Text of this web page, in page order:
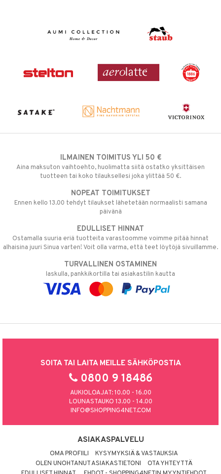
ILMAINEN TOIMITUS YLI 50 €
Aina maksuton vaihtoehto, huolimatta siitä ostatko yksittäisen
tuotteen tai koko tilauksellesi joka ylittää 50 €.
NOPEAT TOIMITUKSET
Ennen kello 13.00 tehdyt tilaukset lähetetään normaalisti samana
päivänä
EDULLISET HINNAT
Ostamalla suuria eriä tuotteita varastoomme voimme pitää hinnat
alhaisina juuri Sinua varten! Voit olla varma, että teet löytöjä sivuillamme.
TURVALLINEN OSTAMINEN
laskulla, pankkikortilla tai asiakastilin kautta
SOITA TAI LAITA MEILLE SÄHKÖPOSTIA
0800 9 18486
AUKIOLOAJAT: 10.00 - 16.00
LOUNASTAUKO 13.00 - 14.00
INFO@SHOPPING4NET.COM
ASIAKASPALVELU
OMA PROFIILI
KYSYMYKSIÄ & VASTAUKSIA
OLEN UNOHTANUT ASIAKASTIETONI
OTA YHTEYTTÄ